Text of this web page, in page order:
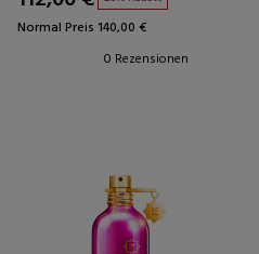
Normal Preis 140,00 €
0 Rezensionen